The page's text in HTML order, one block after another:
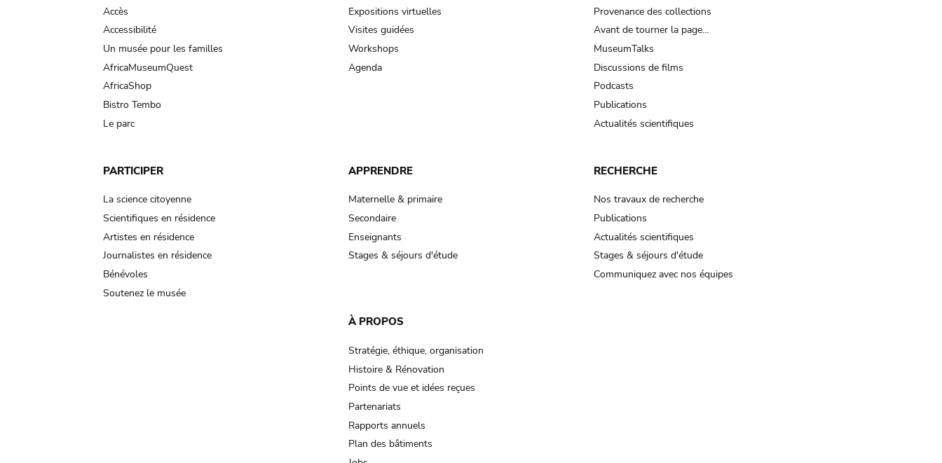
Accès
Accessibilité
Un musée pour les familles
AfricaMuseumQuest
AfricaShop
Bistro Tembo
Le parc
Expositions virtuelles
Visites guidées
Workshops
Agenda
Provenance des collections
Avant de tourner la page…
MuseumTalks
Discussions de films
Podcasts
Publications
Actualités scientifiques
PARTICIPER
La science citoyenne
Scientifiques en résidence
Artistes en résidence
Journalistes en résidence
Bénévoles
Soutenez le musée
APPRENDRE
Maternelle & primaire
Secondaire
Enseignants
Stages & séjours d'étude
RECHERCHE
Nos travaux de recherche
Publications
Actualités scientifiques
Stages & séjours d'étude
Communiquez avec nos équipes
À PROPOS
Stratégie, éthique, organisation
Histoire & Rénovation
Points de vue et idées reçues
Partenariats
Rapports annuels
Plan des bâtiments